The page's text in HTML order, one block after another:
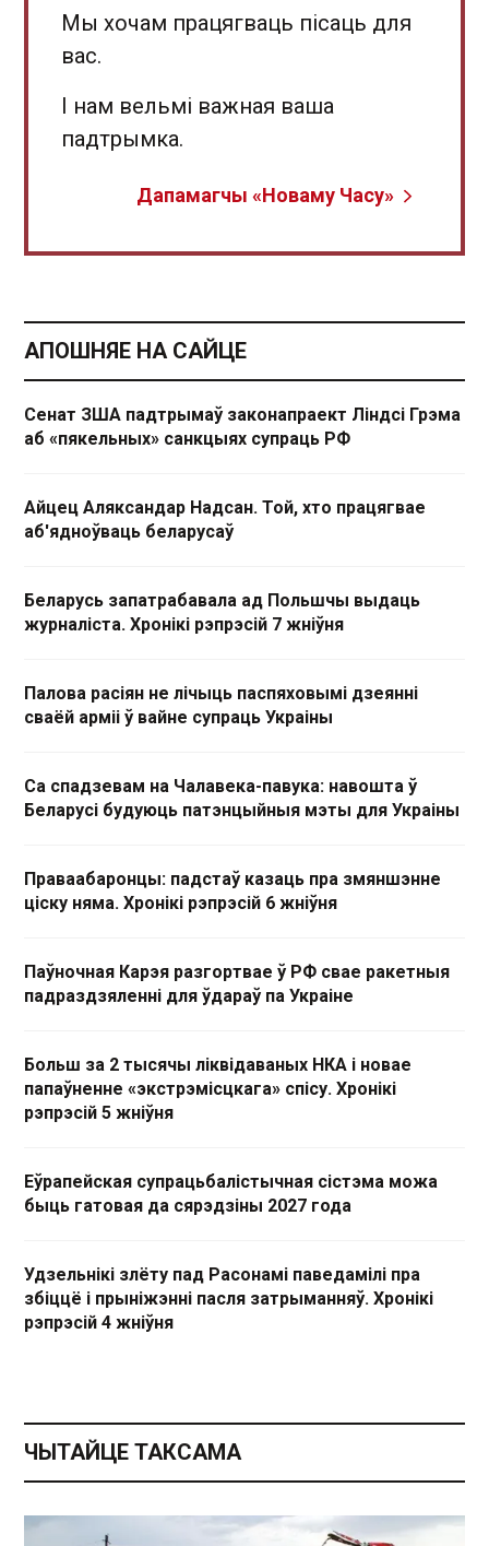
Мы хочам працягваць пісаць для
вас.
І нам вельмі важная ваша
падтрымка.
Дапамагчы «Новаму Часу»
АПОШНЯЕ НА САЙЦЕ
Сенат ЗША падтрымаў законапраект Ліндсі Грэма
аб «пякельных» санкцыях супраць РФ
Айцец Аляксандар Надсан. Той, хто працягвае
аб'ядноўваць беларусаў
Беларусь запатрабавала ад Польшчы выдаць
журналіста. Хронікі рэпрэсій 7 жніўня
Палова расіян не лічыць паспяховымі дзеянні
сваёй арміі ў вайне супраць Украіны
Са спадзевам на Чалавека-павука: навошта ў
Беларусі будуюць патэнцыйныя мэты для Украіны
Праваабаронцы: падстаў казаць пра змяншэнне
ціску няма. Хронікі рэпрэсій 6 жніўня
Паўночная Карэя разгортвае ў РФ свае ракетныя
падраздзяленні для ўдараў па Украіне
Больш за 2 тысячы ліквідаваных НКА і новае
папаўненне «экстрэмісцкага» спісу. Хронікі
рэпрэсій 5 жніўня
Еўрапейская супрацьбалістычная сістэма можа
быць гатовая да сярэдзіны 2027 года
Удзельнікі злёту пад Расонамі паведамілі пра
збіццё і прыніжэнні пасля затрыманняў. Хронікі
рэпрэсій 4 жніўня
ЧЫТАЙЦЕ ТАКСАМА